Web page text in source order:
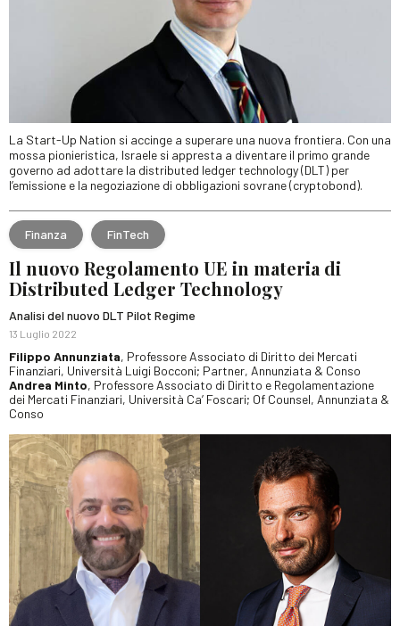
La Start-Up Nation si accinge a superare una nuova frontiera. Con una
mossa pionieristica, Israele si appresta a diventare il primo grande
governo ad adottare la distributed ledger technology (DLT) per
l’emissione e la negoziazione di obbligazioni sovrane (cryptobond).
Finanza FinTech
Il nuovo Regolamento UE in materia di
Distributed Ledger Technology
Analisi del nuovo DLT Pilot Regime
13 Luglio 2022
Filippo Annunziata, Professore Associato di Diritto dei Mercati
Finanziari, Università Luigi Bocconi; Partner, Annunziata & Conso
Andrea Minto, Professore Associato di Diritto e Regolamentazione
dei Mercati Finanziari, Università Ca’ Foscari; Of Counsel, Annunziata &
Conso